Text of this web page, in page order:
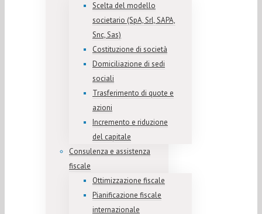
Scelta del modello
societario (SpA, Srl, SAPA,
Snc, Sas)
Costituzione di società
Domiciliazione di sedi
sociali
Trasferimento di quote e
azioni
Incremento e riduzione
del capitale
Consulenza e assistenza
fiscale
Ottimizzazione fiscale
Pianificazione fiscale
internazionale